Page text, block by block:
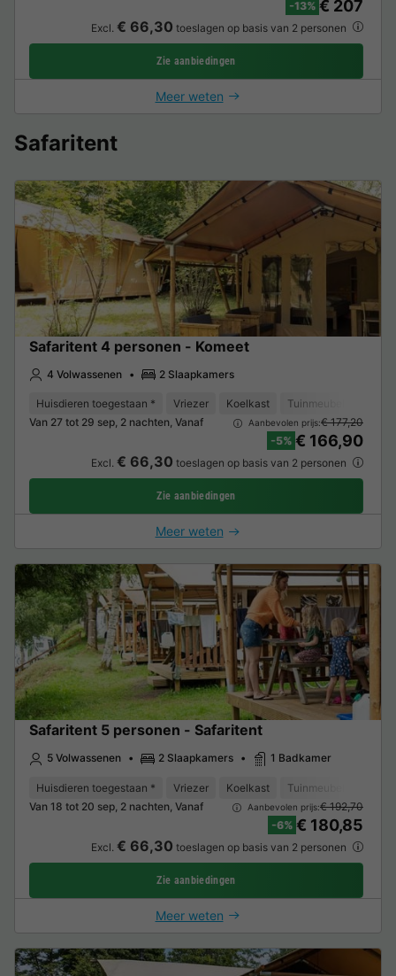
-13% € 207
Excl. € 66,30 toeslagen op basis van 2 personen
Zie aanbiedingen
Meer weten
Safaritent
Safaritent 4 personen - Komeet
4 Volwassenen 2 Slaapkamers
Huisdieren toegestaan * Vriezer Koelkast
Tuinmeubelen
Van 27 tot 29 sep, 2 nachten, Vanaf
Aanbevolen prijs:€ 177,20
-5% € 166,90
Excl. € 66,30 toeslagen op basis van 2 personen
Zie aanbiedingen
Meer weten
Safaritent 5 personen - Safaritent
5 Volwassenen 2 Slaapkamers 1 Badkamer
Huisdieren toegestaan * Vriezer Koelkast
Tuinmeubelen
Van 18 tot 20 sep, 2 nachten, Vanaf
Aanbevolen prijs:€ 192,70
-6% € 180,85
Excl. € 66,30 toeslagen op basis van 2 personen
Zie aanbiedingen
Meer weten